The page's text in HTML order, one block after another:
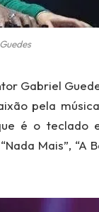
Gabriel
pela
é o
Mais”, “A